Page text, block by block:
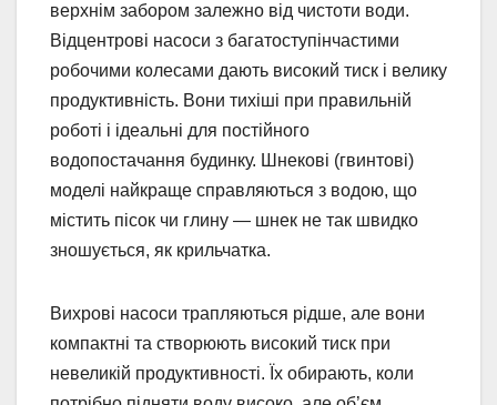
верхнім забором залежно від чистоти води.
Відцентрові насоси з багатоступінчастими
робочими колесами дають високий тиск і велику
продуктивність. Вони тихіші при правильній
роботі і ідеальні для постійного
водопостачання будинку. Шнекові (гвинтові)
моделі найкраще справляються з водою, що
містить пісок чи глину — шнек не так швидко
зношується, як крильчатка.
Вихрові насоси трапляються рідше, але вони
компактні та створюють високий тиск при
невеликій продуктивності. Їх обирають, коли